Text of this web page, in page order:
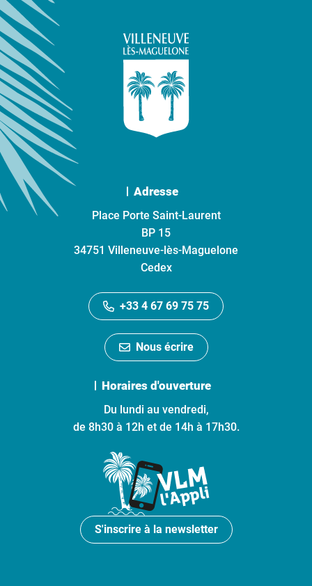
Adresse
Place Porte Saint-Laurent
BP 15
34751 Villeneuve-lès-Maguelone
Cedex
+33 4 67 69 75 75
Nous écrire
Horaires d'ouverture
Du lundi au vendredi,
de 8h30 à 12h et de 14h à 17h30.
S'inscrire à la newsletter